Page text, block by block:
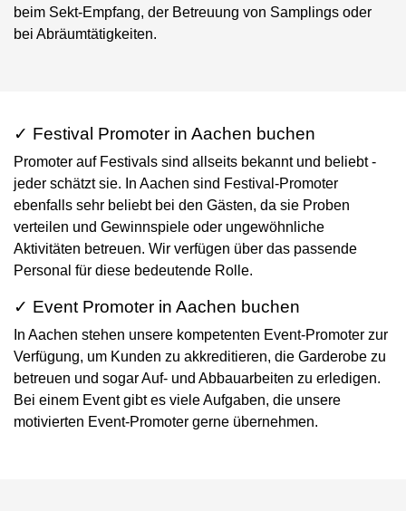
beim Sekt-Empfang, der Betreuung von Samplings oder
bei Abräumtätigkeiten.
✓ Festival Promoter in Aachen buchen
Promoter auf Festivals sind allseits bekannt und beliebt -
jeder schätzt sie. In Aachen sind Festival-Promoter
ebenfalls sehr beliebt bei den Gästen, da sie Proben
verteilen und Gewinnspiele oder ungewöhnliche
Aktivitäten betreuen. Wir verfügen über das passende
Personal für diese bedeutende Rolle.
✓ Event Promoter in Aachen buchen
In Aachen stehen unsere kompetenten Event-Promoter zur
Verfügung, um Kunden zu akkreditieren, die Garderobe zu
betreuen und sogar Auf- und Abbauarbeiten zu erledigen.
Bei einem Event gibt es viele Aufgaben, die unsere
motivierten Event-Promoter gerne übernehmen.